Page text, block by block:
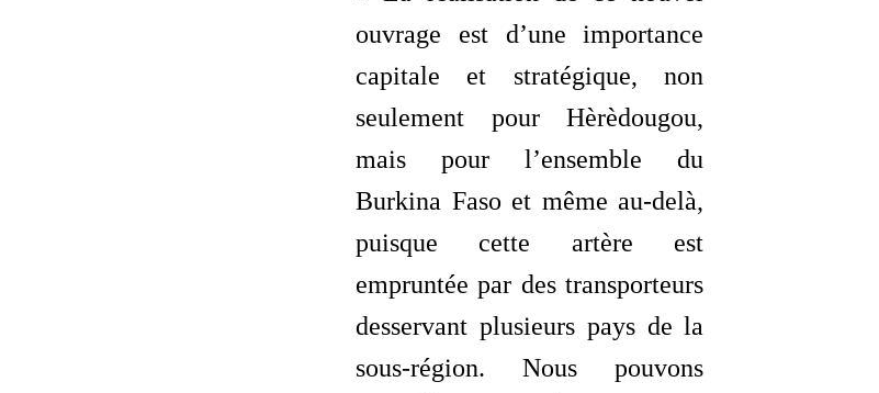
ouvrage est d’une importance
capitale et stratégique, non
seulement pour Hèrèdougou,
mais pour l’ensemble du
Burkina Faso et même au-delà,
puisque cette artère est
empruntée par des transporteurs
desservant plusieurs pays de la
sous-région. Nous pouvons